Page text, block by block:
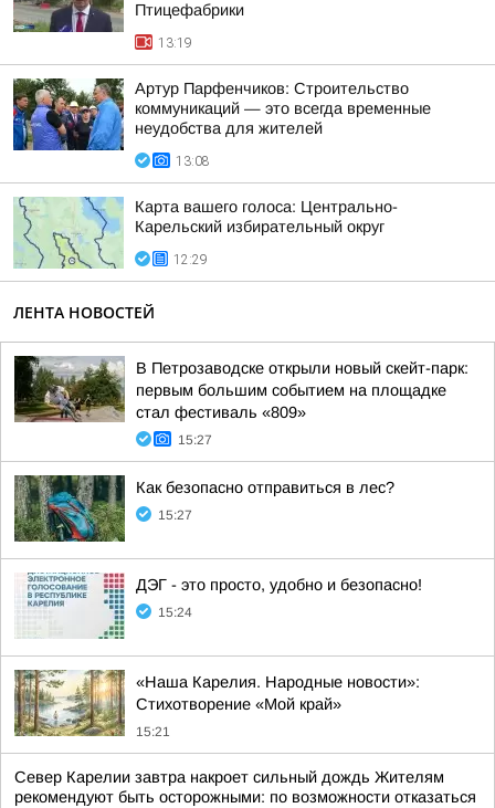
Птицефабрики
13:19
Артур Парфенчиков: Строительство
коммуникаций — это всегда временные
неудобства для жителей
13:08
Карта вашего голоса: Центрально-
Карельский избирательный округ
12:29
ЛЕНТА НОВОСТЕЙ
В Петрозаводске открыли новый скейт-парк:
первым большим событием на площадке
стал фестиваль «809»
15:27
Как безопасно отправиться в лес?
15:27
ДЭГ - это просто, удобно и безопасно!
15:24
«Наша Карелия. Народные новости»:
Стихотворение «Мой край»
15:21
Север Карелии завтра накроет сильный дождь Жителям
рекомендуют быть осторожными: по возможности отказаться